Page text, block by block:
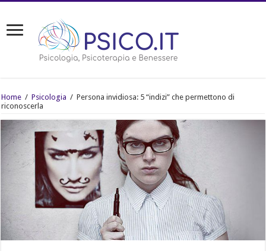
Home / Psicologia / Persona invidiosa: 5 “indizi” che permettono di
riconoscerla